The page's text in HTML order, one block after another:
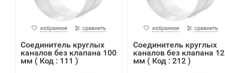
избранное сравнить
Соединитель круглых
каналов без клапана 100
мм ( Код : 111 )
избранное сравнить
Соединитель круглых
каналов без клапана
мм ( Код : 212 )